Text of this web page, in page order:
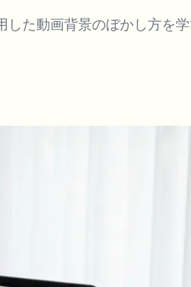
た動画背景のぼかし方を